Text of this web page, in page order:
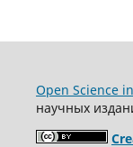
Open Science
научных